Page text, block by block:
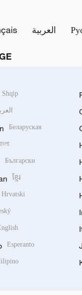
العربية
Shqip
Беларуская
Български
ខ្មែរ
Hrvatski
Esperanto